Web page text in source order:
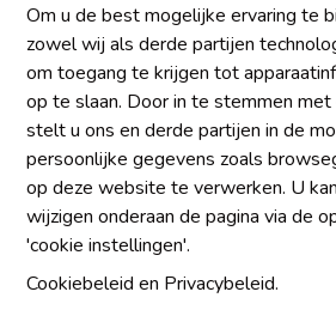
Om u de best mogelijke ervaring te
zowel wij als derde partijen
om toegang te krijgen tot
op te slaan. Door in te stemmen
stelt u ons en derde partijen in de
persoonlijke gegevens zoals
op deze website te verwerken. U
wijzigen onderaan de pagina via de
'cookie instellingen'.
Cookiebeleid en Privacybeleid.
Chaque agence est juridiquement et
indépendante
SRL IMMO Water Lane - TVA BE
Agrétion I.P.I. N° 510.423
RC professionnelle et
N° 730.390.160
Institut professionnel des agents